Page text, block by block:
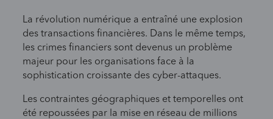
La révolution numérique a entraîné une explosion
des transactions financières. Dans le même temps,
les crimes financiers sont devenus un problème
majeur pour les organisations face à la
sophistication croissante des cyber-attaques.
Les contraintes géographiques et temporelles ont
été repoussées par la mise en réseau de millions